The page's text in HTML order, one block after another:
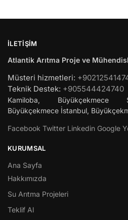
İLETIŞIM
Atlantik Arıtma Proje ve
Müsteri hizmetleri:
Teknik Destek: +905544424740
Kamiloba,
Büyükçekmece İstanbul,
Facebook Twitter Linkedin Google
KURUMSAL
Ana Sayfa
Hakkımızda
Su Arıtma Projeleri
Teklif Al